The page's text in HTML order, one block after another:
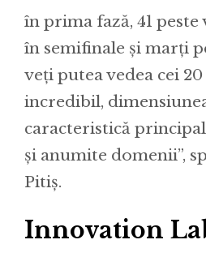
în prima fază, 41
în semifinale și marți
veți putea vedea cei
incredibil,
caracteristică
și anumite domenii”,
Pitiș.
Innovation